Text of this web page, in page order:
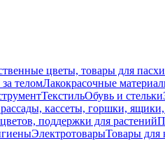
цветы, товары для пасхи
теломЛакокрасочные
ТекстильОбувь и стельки
кассеты, горшки,
поддержки для растений
ЭлектротоварыТовары для